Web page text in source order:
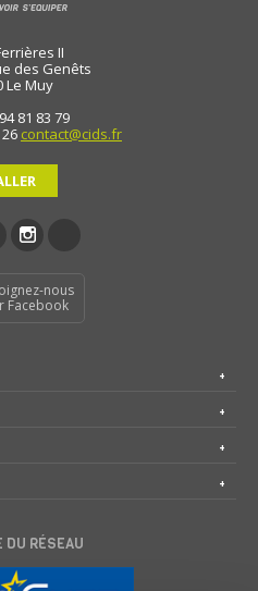
II
des Genêts
Le Muy
81 83 79
contact@cids.fr
nous
Facebook
DU RÉSEAU